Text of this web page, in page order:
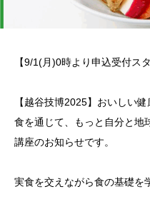
【9/1(月)0時より申込受付ス
【越谷技博2025】おいしい
食を通じて、もっと自分と地
講座のお知らせです。
実食を交えながら食の基礎を